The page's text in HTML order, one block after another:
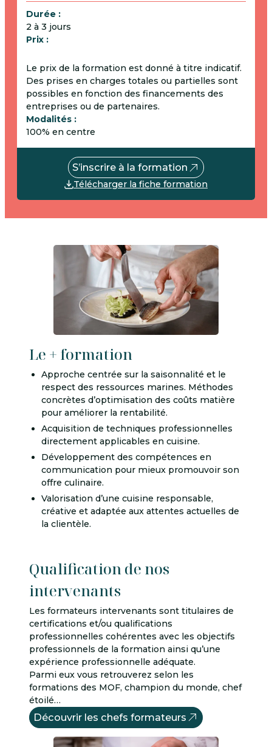
Durée :
2 à 3 jours
Prix :
Le prix de la formation est donné à titre indicatif.
Des prises en charges totales ou partielles sont
possibles en fonction des financements des
entreprises ou de partenaires.
Modalités :
100% en centre
S’inscrire à la formation
Télécharger la fiche formation
Le + formation
Approche centrée sur la saisonnalité et le
respect des ressources marines. Méthodes
concrètes d’optimisation des coûts matière
pour améliorer la rentabilité.
Acquisition de techniques professionnelles
directement applicables en cuisine.
Développement des compétences en
communication pour mieux promouvoir son
offre culinaire.
Valorisation d’une cuisine responsable,
créative et adaptée aux attentes actuelles de
la clientèle.
Qualification de nos
intervenants
Les formateurs intervenants sont titulaires de
certifications et/ou qualifications
professionnelles cohérentes avec les objectifs
professionnels de la formation ainsi qu’une
expérience professionnelle adéquate.
Parmi eux vous retrouverez selon les
formations des MOF, champion du monde, chef
étoilé…
Découvrir les chefs formateurs